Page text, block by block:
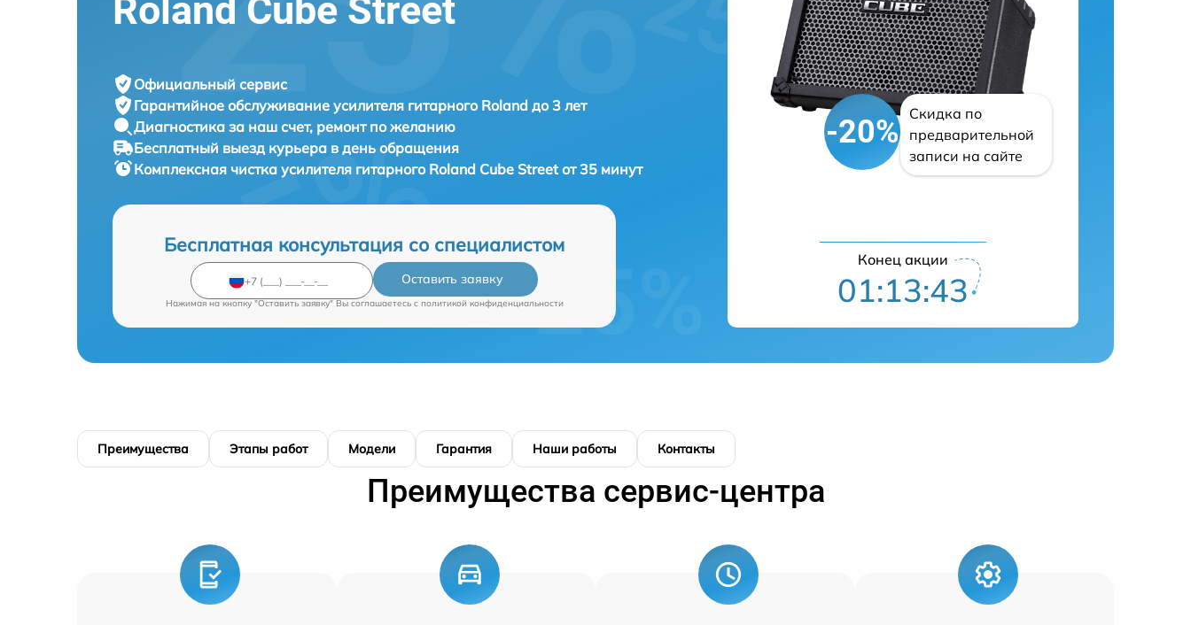
Roland Cube Street
Официальный сервис
Гарантийное обслуживание усилителя гитарного Roland до 3 лет
Диагностика за наш счет, ремонт по желанию
Бесплатный выезд курьера в день обращения
Комплексная чистка усилителя гитарного Roland Cube Street от 35 минут
Бесплатная консультация со специалистом
Оставить заявку
Нажимая на кнопку "Оставить заявку" Вы соглашаетесь c политикой конфиденциальности
-20%
Скидка по
предварительной
записи на сайте
Конец акции
01:13:42
Преимущества Этапы работ Модели Гарантия Наши работы Контакты
Преимущества сервис-центра